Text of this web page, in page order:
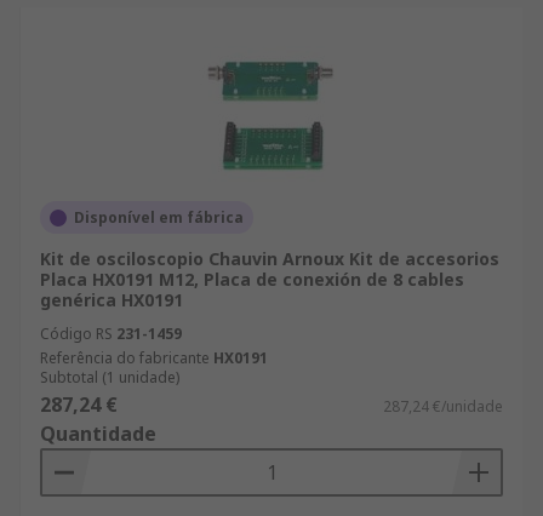
Disponível em fábrica
Kit de osciloscopio Chauvin Arnoux Kit de accesorios
Placa HX0191 M12, Placa de conexión de 8 cables
genérica HX0191
Código RS 231-1459
Referência do fabricante HX0191
Subtotal (1 unidade)
287,24 € 287,24 €/unidade
Quantidade